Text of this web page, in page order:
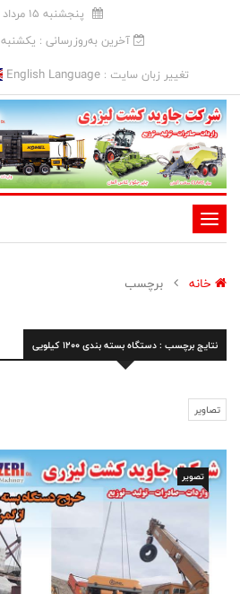
پنجشنبه 15 مرداد 1405
آخرین به‌روزرسانی : يکشنبه 12 بهمن 1404
تغییر زبان سایت :English Language
تغییر
وضعیت
ناوبری
خانه برچسب
نتایج برچسب : دستگاه بسته بندی 1200 کیلویی
تصاویر
تصویر